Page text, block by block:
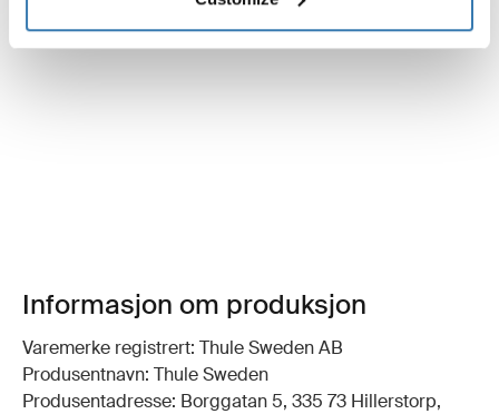
Informasjon om produksjon
Varemerke registrert: Thule Sweden AB
Produsentnavn: Thule Sweden
Produsentadresse: Borggatan 5, 335 73 Hillerstorp,